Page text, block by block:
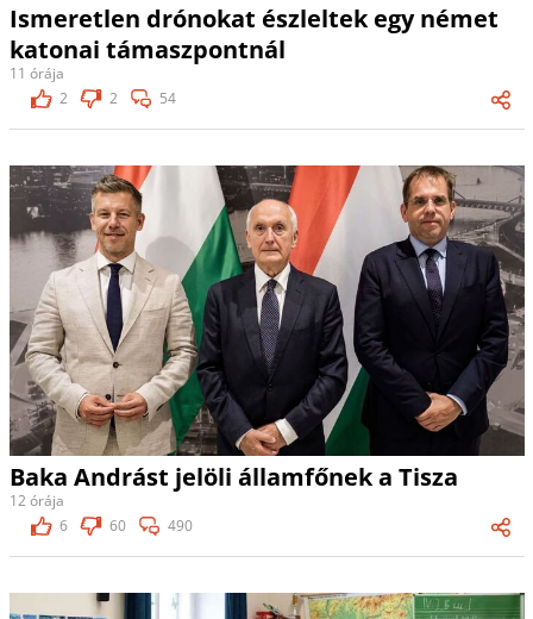
Ismeretlen drónokat észleltek egy német
katonai támaszpontnál
11 órája
2
2 54
Baka Andrást jelöli államfőnek a Tisza
12 órája
6
60 490